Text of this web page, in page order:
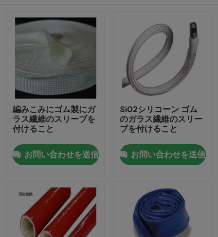
家
私達について
編みこみにゴム製にガ
ラス繊維のスリーブを
付けること
お問い合わせを送信
SiO2シリコーン ゴム
のガラス繊維のスリー
ブを付けること
お問い合わせを送信